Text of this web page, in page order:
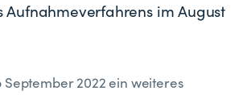
Aufnahmeverfahrens im August
September 2022 ein weiteres